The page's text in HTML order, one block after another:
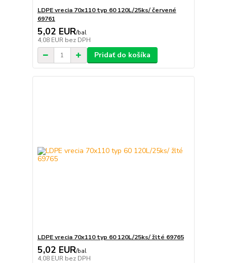
LDPE vrecia 70x110 typ 60 120L/25ks/ červené
69761
5,02 EUR/bal
4,08 EUR bez DPH
Pridať do košíka
LDPE vrecia 70x110 typ 60 120L/25ks/ žlté 69765
5,02 EUR/bal
4,08 EUR bez DPH